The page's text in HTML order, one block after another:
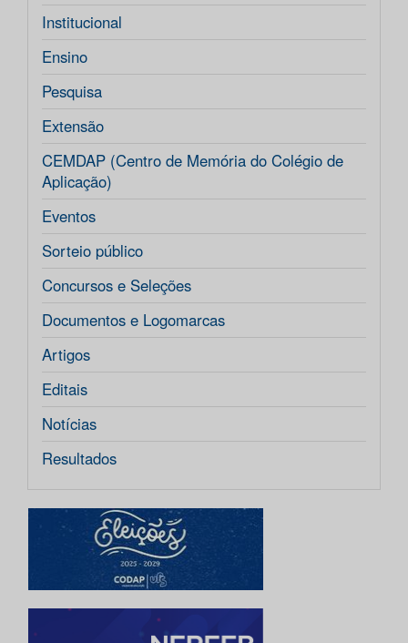
Institucional
Ensino
Pesquisa
Extensão
CEMDAP (Centro de Memória do Colégio de
Aplicação)
Eventos
Sorteio público
Concursos e Seleções
Documentos e Logomarcas
Artigos
Editais
Notícias
Resultados